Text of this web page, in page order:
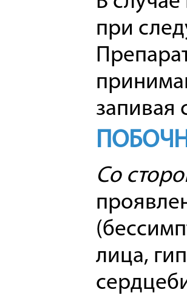
при
запивая
Со
лица,